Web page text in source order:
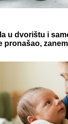
bude dobro: